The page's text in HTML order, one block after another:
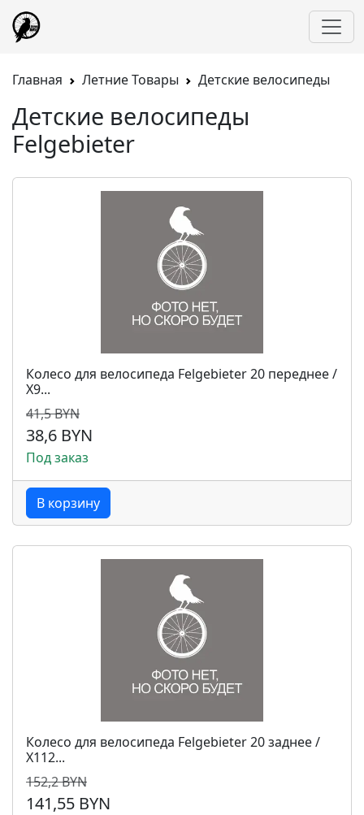
Главная Летние Товары Детские велосипеды
Детские велосипеды
Felgebieter
Колесо для велосипеда Felgebieter 20 переднее /
Х9...
41,5 BYN
38,6 BYN
Под заказ
В корзину
Колесо для велосипеда Felgebieter 20 заднее /
Х112...
152,2 BYN
141,55 BYN